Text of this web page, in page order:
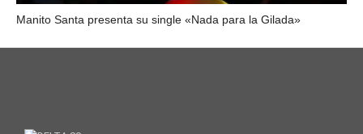
Manito Santa presenta su single «Nada para la Gilada»